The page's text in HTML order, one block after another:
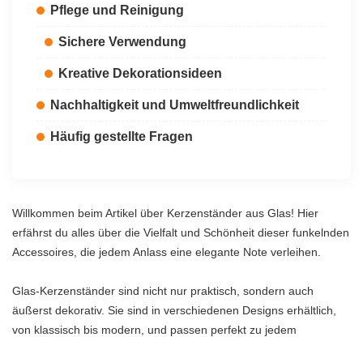
Pflege und Reinigung
Sichere Verwendung
Kreative Dekorationsideen
Nachhaltigkeit und Umweltfreundlichkeit
Häufig gestellte Fragen
Willkommen beim Artikel über Kerzenständer aus Glas! Hier
erfährst du alles über die Vielfalt und Schönheit dieser funkelnden
Accessoires, die jedem Anlass eine elegante Note verleihen.
Glas-Kerzenständer sind nicht nur praktisch, sondern auch
äußerst dekorativ. Sie sind in verschiedenen Designs erhältlich,
von klassisch bis modern, und passen perfekt zu jedem